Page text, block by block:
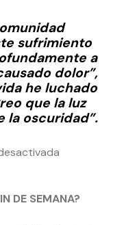
sufrimiento
a
dolor”,
he luchado
que la luz
la oscuridad”.
DE SEMANA?